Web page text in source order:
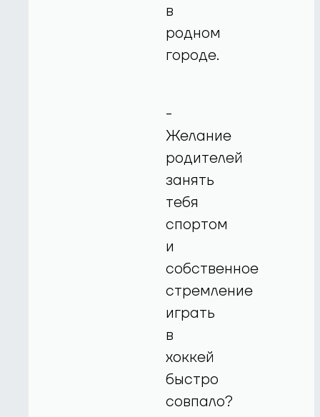
в
родном
городе.
-
Желание
родителей
занять
тебя
спортом
и
собственное
стремление
играть
в
хоккей
быстро
совпало?